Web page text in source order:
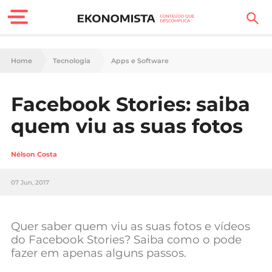
Finanças Pessoais
Carreira
Casa
Tecnologia
Negócios
Home Tecnologia Apps e Software
Facebook Stories: saiba
quem viu as suas fotos
Nélson Costa
07 Jun, 2017
Quer saber quem viu as suas fotos e vídeos
do Facebook Stories? Saiba como o pode
fazer em apenas alguns passos.